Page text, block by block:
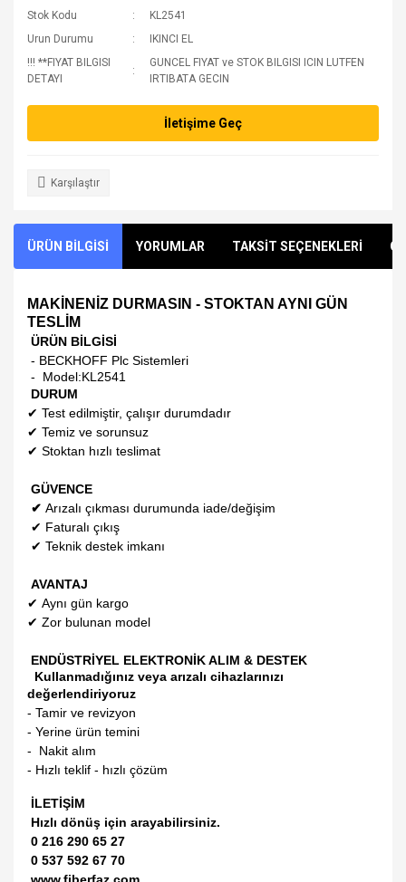
Stok Kodu
KL2541
Urun Durumu
IKINCI EL
!!! **FIYAT BILGISI
DETAYI
GUNCEL FIYAT ve STOK BILGISI ICIN LUTFEN
IRTIBATA GECIN
İletişime Geç
Karşılaştır
ÜRÜN BİLGİSİ YORUMLAR TAKSİT SEÇENEKLERİ
MAKİNENİZ DURMASIN - STOKTAN AYNI GÜN
TESLİM
ÜRÜN BİLGİSİ
- BECKHOFF Plc Sistemleri
- Model:KL2541
DURUM
✔ Test edilmiştir, çalışır durumdadır
✔ Temiz ve sorunsuz
✔ Stoktan hızlı teslimat
GÜVENCE
✔ Arızalı çıkması durumunda iade/değişim
✔ Faturalı çıkış
✔ Teknik destek imkanı
AVANTAJ
✔ Aynı gün kargo
✔ Zor bulunan model
ENDÜSTRİYEL ELEKTRONİK ALIM & DESTEK
Kullanmadığınız veya arızalı cihazlarınızı
değerlendiriyoruz
- Tamir ve revizyon
- Yerine ürün temini
- Nakit alım
- Hızlı teklif - hızlı çözüm
İLETİŞİM
Hızlı dönüş için arayabilirsiniz.
0 216 290 65 27
0 537 592 67 70